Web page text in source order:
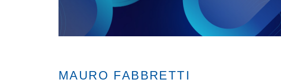
MAURO FABBRETTI